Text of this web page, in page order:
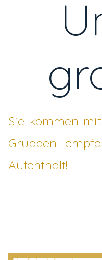
Sie kommen
Gruppen
Aufenthalt!